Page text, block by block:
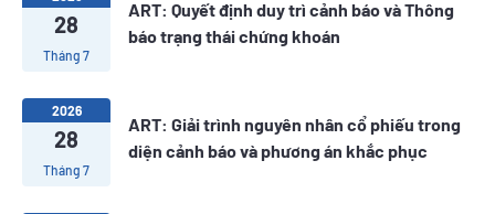
28
Tháng 7
ART: Quyết định duy trì cảnh báo và Thông
báo trạng thái chứng khoán
2026
28
Tháng 7
ART: Giải trình nguyên nhân cổ phiếu trong
diện cảnh báo và phương án khắc phục